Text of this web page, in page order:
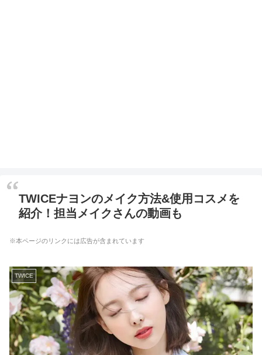
TWICEナヨンのメイク方法&使用コスメを
紹介！担当メイクさんの動画も
※本ページのリンクには広告が含まれています
TWICE